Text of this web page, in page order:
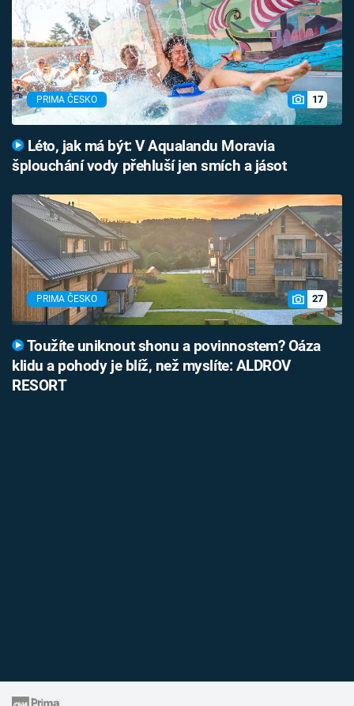
PRIMA ČESKO 17
Léto, jak má být: V Aqualandu Moravia
šplouchání vody přehluší jen smích a jásot
PRIMA ČESKO 27
Toužíte uniknout shonu a povinnostem? Oáza
klidu a pohody je blíž, než myslíte: ALDROV
RESORT